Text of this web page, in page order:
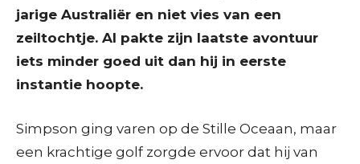
jarige Australiër en niet vies van een
zeiltochtje. Al pakte zijn laatste avontuur
iets minder goed uit dan hij in eerste
instantie hoopte.
Simpson ging varen op de Stille Oceaan, maar
een krachtige golf zorgde ervoor dat hij van